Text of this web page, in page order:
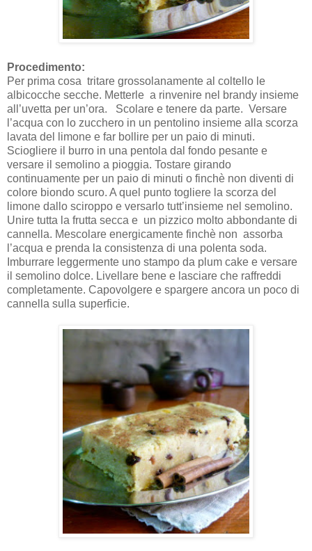
Procedimento:
Per prima cosa tritare grossolanamente al coltello le
albicocche secche. Metterle a rinvenire nel brandy insieme
all’uvetta per un’ora. Scolare e tenere da parte. Versare
l’acqua con lo zucchero in un pentolino insieme alla scorza
lavata del limone e far bollire per un paio di minuti.
Sciogliere il burro in una pentola dal fondo pesante e
versare il semolino a pioggia. Tostare girando
continuamente per un paio di minuti o finchè non diventi di
colore biondo scuro. A quel punto togliere la scorza del
limone dallo sciroppo e versarlo tutt’insieme nel semolino.
Unire tutta la frutta secca e un pizzico molto abbondante di
cannella. Mescolare energicamente finchè non assorba
l’acqua e prenda la consistenza di una polenta soda.
Imburrare leggermente uno stampo da plum cake e versare
il semolino dolce. Livellare bene e lasciare che raffreddi
completamente. Capovolgere e spargere ancora un poco di
cannella sulla superficie.